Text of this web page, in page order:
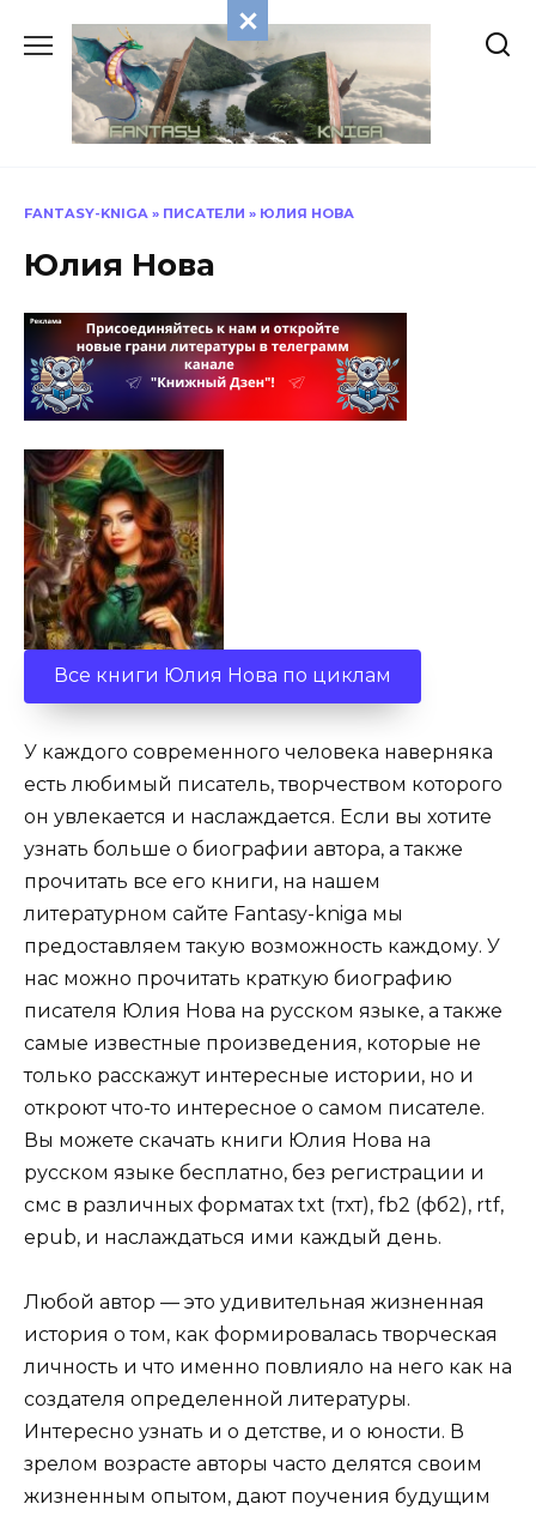
содержанию
FANTASY-KNIGA » ПИСАТЕЛИ » ЮЛИЯ НОВА
Юлия Нова
Все книги Юлия Нова по циклам
У каждого современного человека наверняка
есть любимый писатель, творчеством которого
он увлекается и наслаждается. Если вы хотите
узнать больше о биографии автора, а также
прочитать все его книги, на нашем
литературном сайте Fantasy-kniga мы
предоставляем такую возможность каждому. У
нас можно прочитать краткую биографию
писателя Юлия Нова на русском языке, а также
самые известные произведения, которые не
только расскажут интересные истории, но и
откроют что-то интересное о самом писателе.
Вы можете скачать книги Юлия Нова на
русском языке бесплатно, без регистрации и
смс в различных форматах txt (тхт), fb2 (фб2), rtf,
epub, и наслаждаться ими каждый день.
Любой автор — это удивительная жизненная
история о том, как формировалась творческая
личность и что именно повлияло на него как на
создателя определенной литературы.
Интересно узнать и о детстве, и о юности. В
зрелом возрасте авторы часто делятся своим
жизненным опытом, дают поучения будущим